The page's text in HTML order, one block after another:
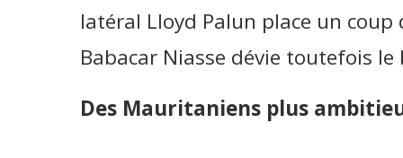
latéral Lloyd Palun place un
Babacar Niasse dévie toutefois
Des Mauritaniens plus